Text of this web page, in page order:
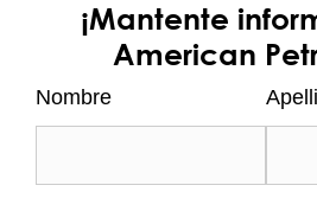
Entradas Recientes
¿cuál conviene más a
eléctricos: guía y
¡Mantente
American
Nombre